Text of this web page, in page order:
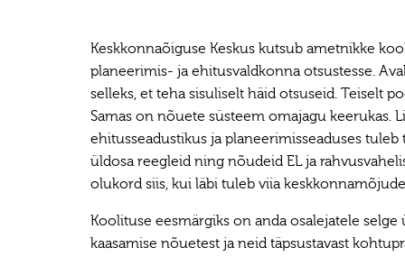
Keskkonnaõiguse Keskus kutsub ametnikke
planeerimis- ja ehitusvaldkonna otsustesse.
selleks, et teha sisuliselt häid otsuseid. Teiselt
Samas on nõuete süsteem omajagu keerukas.
ehitusseadustikus ja planeerimisseaduses
üldosa reegleid ning nõudeid EL ja
olukord siis, kui läbi tuleb viia
Koolituse eesmärgiks on anda osalejatele selge
kaasamise nõuetest ja neid täpsustavast